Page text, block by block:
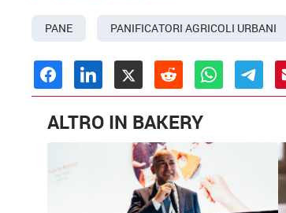
PANE PANIFICATORI AGRICOLI URBANI
ALTRO IN BAKERY